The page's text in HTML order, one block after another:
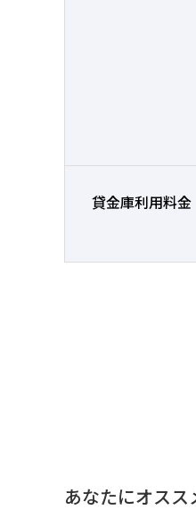
貸金庫利用料金
あなたにオスス